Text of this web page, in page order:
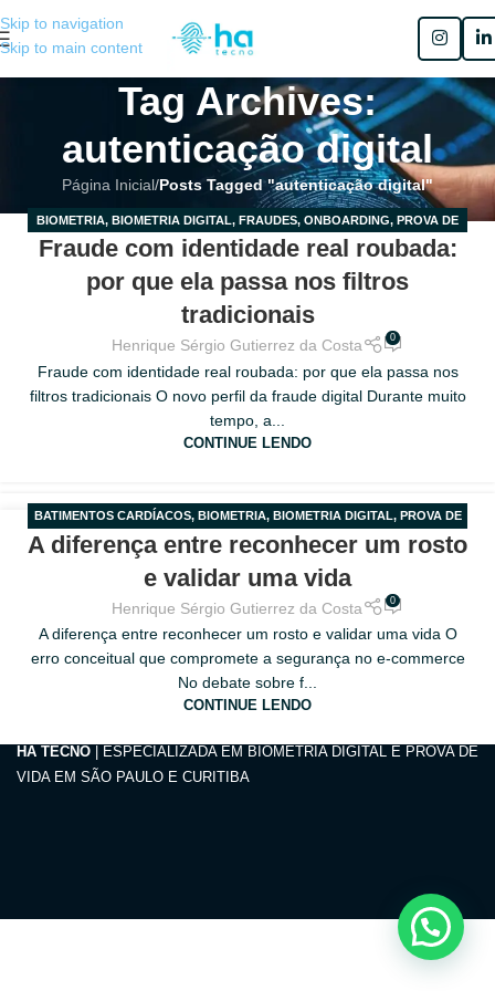
Skip to navigation
Skip to main content
Tag Archives:
autenticação digital
Página Inicial/Posts Tagged "autenticação digital"
18
MAR
BIOMETRIA, BIOMETRIA DIGITAL, FRAUDES, ONBOARDING, PROVA DE
VIDA
Fraude com identidade real roubada:
por que ela passa nos filtros
tradicionais
Henrique Sérgio Gutierrez da Costa 0
Fraude com identidade real roubada: por que ela passa nos
filtros tradicionais O novo perfil da fraude digital Durante muito
tempo, a...
CONTINUE LENDO
18
MAR
BATIMENTOS CARDÍACOS, BIOMETRIA, BIOMETRIA DIGITAL, PROVA DE
VIDA,SEM CATEGORIA
A diferença entre reconhecer um rosto
e validar uma vida
Henrique Sérgio Gutierrez da Costa 0
A diferença entre reconhecer um rosto e validar uma vida O
erro conceitual que compromete a segurança no e-commerce
No debate sobre f...
CONTINUE LENDO
HA TECNO | ESPECIALIZADA EM BIOMETRIA DIGITAL E PROVA DE
VIDA EM SÃO PAULO E CURITIBA